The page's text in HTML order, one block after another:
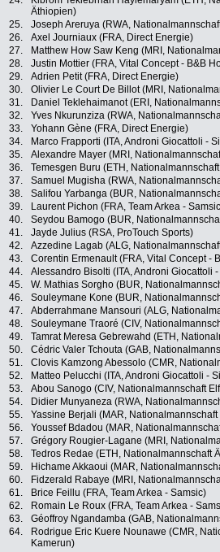
Äthiopien)
25. Joseph Areruya (RWA,
26.
Axel Journiaux (FRA, Direct Energie)
27.
Matthew How Saw Keng (MRI,
28.
Justin Mottier (FRA, Vital Concept - B&B
29.
Adrien Petit (FRA, Direct Energie)
30.
Olivier Le Court De Billot (MRI,
31.
Daniel Teklehaimanot (ERI,
32.
Yves Nkurunziza (RWA,
33.
Yohann Gène (FRA, Direct Energie)
34.
Marco Frapporti (ITA, Androni Giocattoli -
35.
Alexandre Mayer (MRI,
36.
Temesgen Buru (ETH,
37.
Samuel Mugisha (RWA,
38.
Salifou Yarbanga (BUR,
39.
Laurent Pichon (FRA, Team Arkea -
40.
Seydou Bamogo (BUR,
41.
Jayde Julius (RSA, ProTouch Sports)
42.
Azzedine Lagab (ALG,
43.
Corentin Ermenault (FRA, Vital Concept -
44.
Alessandro Bisolti (ITA, Androni Giocattoli
45.
W. Mathias Sorgho (BUR,
46.
Souleymane Kone (BUR,
47.
Abderrahmane Mansouri (ALG,
48.
Souleymane Traoré (CIV,
49.
Tamrat Meresa Gebrewahd (ETH,
50.
Cédric Valer Tchouta (GAB,
51.
Clovis Kamzong Abessolo (CMR,
52.
Matteo Pelucchi (ITA, Androni Giocattoli -
53.
Abou Sanogo (CIV, Nationalmannschaft
54.
Didier Munyaneza (RWA,
55.
Yassine Berjali (MAR, Nationalmannschaft
56.
Youssef Bdadou (MAR,
57.
Grégory Rougier-Lagane (MRI,
58.
Tedros Redae (ETH, Nationalmannschaft
59.
Hichame Akkaoui (MAR,
60.
Fidzerald Rabaye (MRI,
61.
Brice Feillu (FRA, Team Arkea - Samsic)
62.
Romain Le Roux (FRA, Team Arkea -
63.
Géoffroy Ngandamba (GAB,
64.
Rodrigue Eric Kuere Nounawe (CMR,
Kamerun)